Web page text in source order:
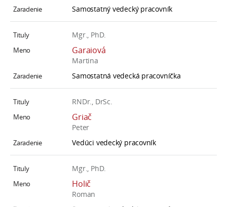
Samostatný vedecký pracovník
Mgr., PhD.
Garaiová
Martina
Samostatná vedecká pracovníčka
RNDr., DrSc.
Griač
Peter
Vedúci vedecký pracovník
Mgr., PhD.
Holič
Roman